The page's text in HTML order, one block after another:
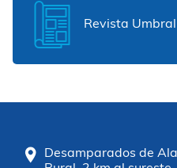
Revista
Desamparados de